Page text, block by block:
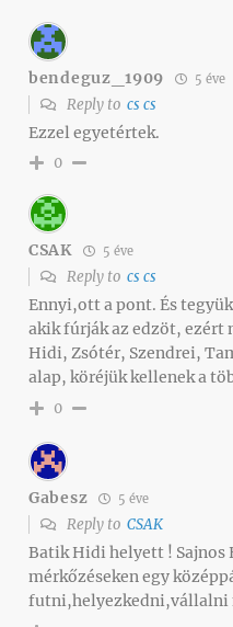
bendeguz_1909 5 éve
Reply to cs cs
Ezzel egyetértek.
0
CSAK 5 éve
Reply to cs cs
Ennyi,ott a pont. És
akik fúrják az edzöt, ezért
Hidi, Zsótér, Szendrei,
alap, köréjük kellenek a
0
Gabesz 5 éve
Reply to CSAK
Batik Hidi helyett ! Sajnos
mérkőzéseken egy
futni,helyezkedni,vállalni